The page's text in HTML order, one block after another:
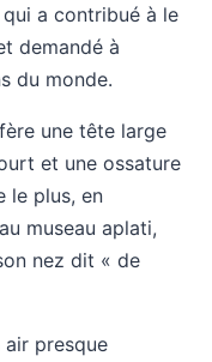
a contribué à le
demandé à
du monde.
une tête large
et une ossature
le plus, en
museau aplati,
nez dit « de
air presque